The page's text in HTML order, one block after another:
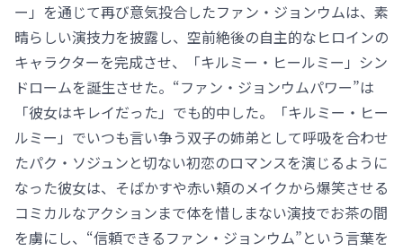
ー」を通じて再び意気投合したファン・ジョンウムは、素
晴らしい演技力を披露し、空前絶後の自主的なヒロインの
キャラクターを完成させ、「キルミー・ヒールミー」シン
ドロームを誕生させた。“ファン・ジョンウムパワー”は
「彼女はキレイだった」でも的中した。「キルミー・ヒー
ルミー」でいつも言い争う双子の姉弟として呼吸を合わせ
たパク・ソジュンと切ない初恋のロマンスを演じるように
なった彼女は、そばかすや赤い頬のメイクから爆笑させる
コミカルなアクションまで体を惜しまない演技でお茶の間
を虜にし、“信頼できるファン・ジョンウム”という言葉を